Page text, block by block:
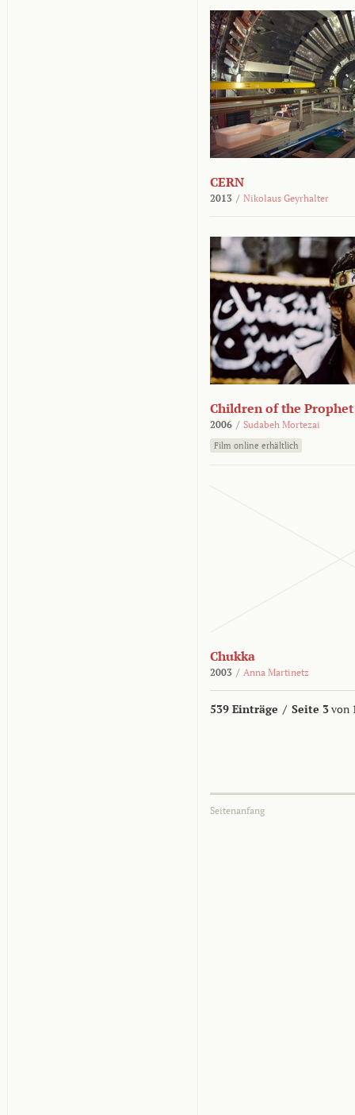
CERN
2013 / Nikolaus Geyrhalter
Children of the Prophet
2006 / Sudabeh Mortezai
Film online erhältlich
Chukka
2003 / Anna Martinetz
539 Einträge / Seite 3von
Seitenanfang